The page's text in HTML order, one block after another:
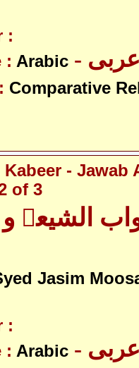
:
: Arabic عربی
Comparative
Kabeer - Jawab
of 3
الشیعہ
Jasim
:
: Arabic عربی